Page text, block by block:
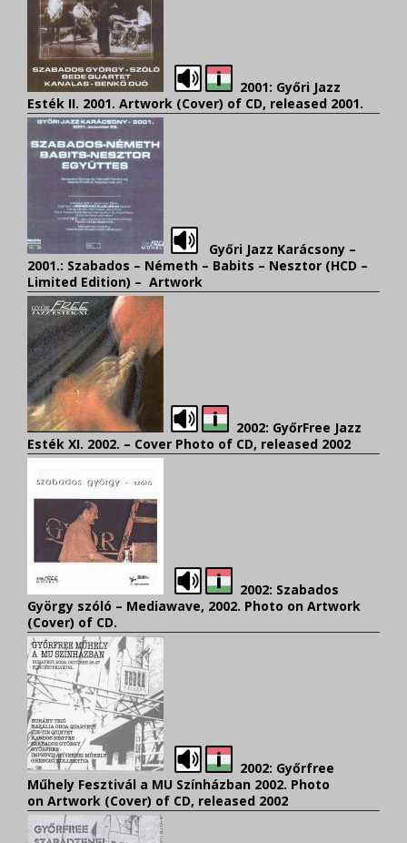
2001: Győri Jazz
Esték II. 2001. Artwork (Cover) of CD, released 2001.
Győri Jazz Karácsony –
2001.: Szabados – Németh – Babits – Nesztor (HCD –
Limited Edition) – Artwork
2002: GyőrFree Jazz
Esték XI. 2002. – Cover Photo of CD, released 2002
2002: Szabados
György szóló – Mediawave, 2002. Photo on Artwork
(Cover) of CD.
2002: Győrfree
Műhely Fesztivál a MU Színházban 2002. Photo
on Artwork (Cover) of CD, released 2002